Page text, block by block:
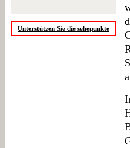
Unterstützen Sie die sehepunkte